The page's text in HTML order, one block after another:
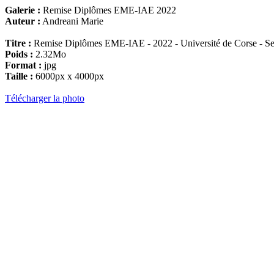
Galerie : Remise Diplômes EME-IAE 2022
Auteur : Andreani Marie
Titre : Remise Diplômes EME-IAE - 2022 - Université de Corse -
Poids : 2.32Mo
Format : jpg
Taille : 6000px x 4000px
Télécharger la photo